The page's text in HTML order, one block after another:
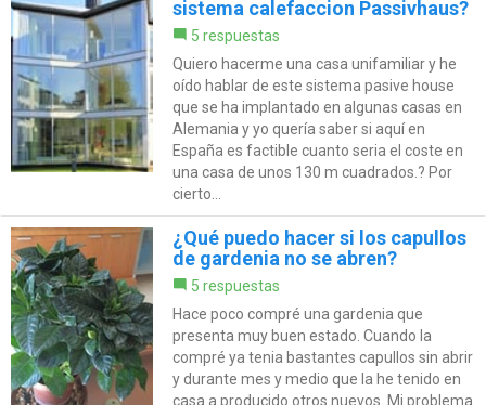
sistema calefaccion Passivhaus?
5 respuestas
Quiero hacerme una casa unifamiliar y he
oído hablar de este sistema pasive house
que se ha implantado en algunas casas en
Alemania y yo quería saber si aquí en
España es factible cuanto seria el coste en
una casa de unos 130 m cuadrados.? Por
cierto...
¿Qué puedo hacer si los capullos
de gardenia no se abren?
5 respuestas
Hace poco compré una gardenia que
presenta muy buen estado. Cuando la
compré ya tenia bastantes capullos sin abrir
y durante mes y medio que la he tenido en
casa a producido otros nuevos. Mi problema